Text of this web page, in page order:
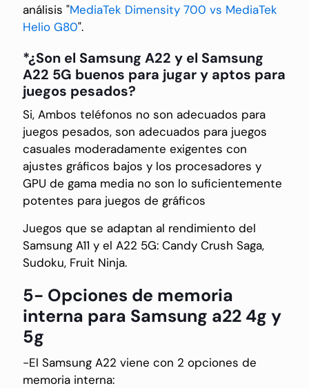
análisis "MediaTek Dimensity 700 vs MediaTek
Helio G80".
*¿Son el Samsung A22 y el Samsung
A22 5G buenos para jugar y aptos para
juegos pesados?
Si, Ambos teléfonos no son adecuados para
juegos pesados, son adecuados para juegos
casuales moderadamente exigentes con
ajustes gráficos bajos y los procesadores y
GPU de gama media no son lo suficientemente
potentes para juegos de gráficos
Juegos que se adaptan al rendimiento del
Samsung A11 y el A22 5G: Candy Crush Saga,
Sudoku, Fruit Ninja.
5- Opciones de memoria
interna para Samsung a22 4g y
5g
-El Samsung A22 viene con 2 opciones de
memoria interna: